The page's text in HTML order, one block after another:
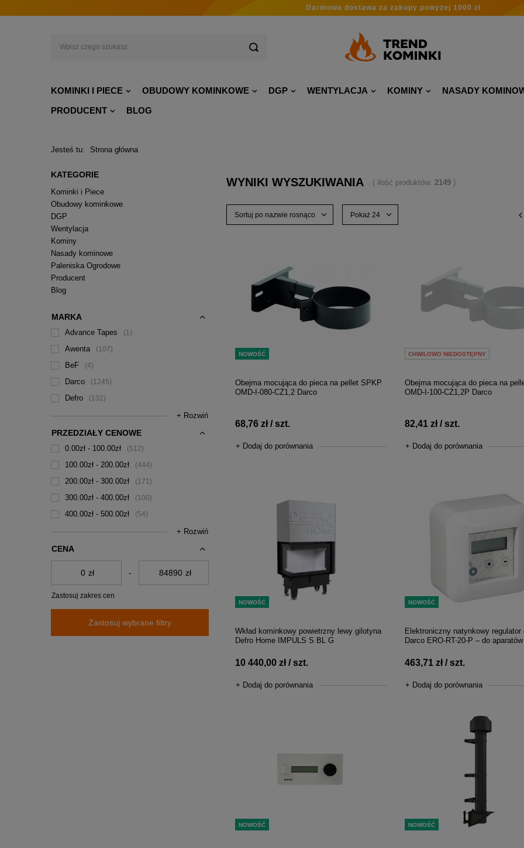
Darmowa dostawa za zakupy powyżej 1000 zł
KOMINKI I PIECE OBUDOWY KOMINKOWE DGP WENTYLACJA KOMINY NASADY
PRODUCENT
BLOG
Jesteś tu: Strona główna
KATEGORIE
Kominki i Piece
Obudowy kominkowe
DGP
Wentylacja
Kominy
Nasady kominowe
Paleniska Ogrodowe
Producent
Blog
MARKA
Advance Tapes 1
Awenta 107
BeF 4
Darco 1245
Defro 132
+ Rozwiń
PRZEDZIAŁY CENOWE
0.00zł - 100.00zł 512
100.00zł - 200.00zł 444
200.00zł - 300.00zł 171
300.00zł - 400.00zł 100
400.00zł - 500.00zł 54
+ Rozwiń
CENA
zł - zł
Zastosuj zakres cen
Zastosuj wybrane filtry
WYNIKI WYSZUKIWANIA ( ilość produktów: 2149 )
Sortuj po nazwie rosnąco Pokaż 24
NOWOŚĆ
Obejma mocująca do pieca na pellet SPKP
OMD-I-080-CZ1,2 Darco
68,76 zł / szt.
+ Dodaj do porównania
CHWILOWO NIEDOSTĘPNY
Obejma mocująca do pieca na
OMD-I-100-CZ1,2P Darco
82,41 zł / szt.
+ Dodaj do porównania
NOWOŚĆ
Wkład kominkowy powietrzny lewy gilotyna
Defro Home IMPULS S BL G
10 440,00 zł / szt.
+ Dodaj do porównania
NOWOŚĆ
Elektroniczny natynkowy regulator
Darco ERO-RT-20-P – do aparatów
463,71 zł / szt.
+ Dodaj do porównania
NOWOŚĆ NOWOŚĆ